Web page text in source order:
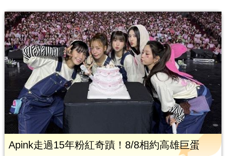
Apink走過15年粉紅奇蹟！8/8相約高雄巨蛋